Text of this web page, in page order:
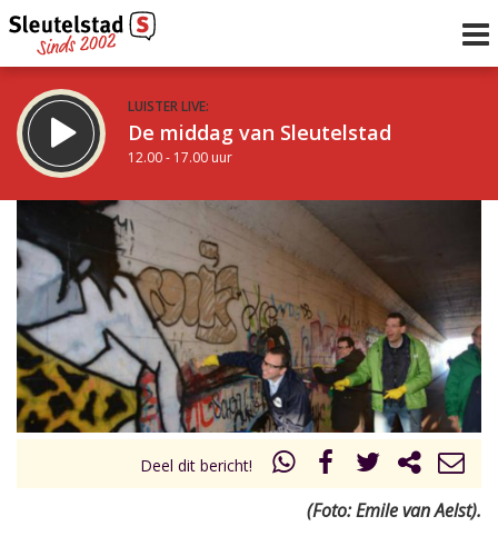
LUISTER LIVE:
De middag van Sleutelstad
12.00 - 17.00 uur
Sleutelstad 30
17.00 - 19.00 uur
Vorig uur
uur 1 van 0
Inklappen
Deel dit bericht!
(Foto: Emile van Aelst).